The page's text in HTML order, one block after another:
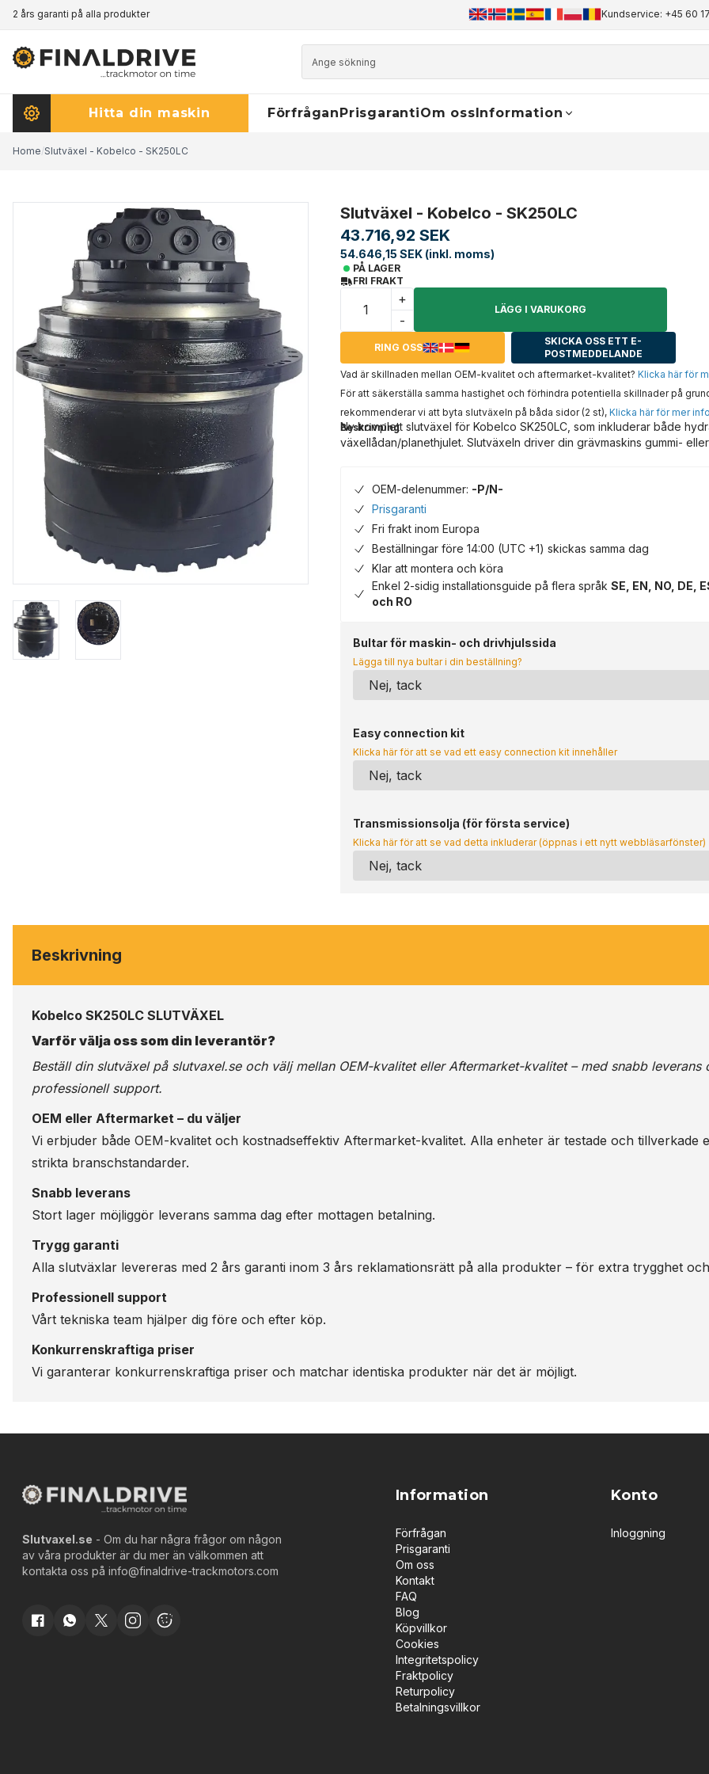
2 års garanti på alla produkterPrismatch - klicka här för att läsa mer +45 60 17 81 50 info@finaldrive-trackmotors.com WhatsApp
Kundservice: +45 60
Hitta din maskin FörfråganPrisgarantiOm ossInformation
Home/Slutväxel - Kobelco - SK250LC
Slutväxel - Kobelco - SK250LC
43.716,92 SEK
54.646,15 SEK (inkl. moms)
PÅ LAGER
FRI FRAKT
+
-
LÄGG I VARUKORG
RING OSS
SKICKA OSS ETT E-
POSTMEDDELANDE
Vad är skillnaden mellan OEM-kvalitet och aftermarket-kvalitet? Klicka här för
För att säkerställa samma hastighet och förhindra potentiella skillnader på
rekommenderar vi att byta slutväxeln på båda sidor (2 st), Klicka här för mer
Beskrivning
Ny komplett slutväxel för Kobelco SK250LC, som inkluderar både
växellådan/planethjulet. Slutväxeln driver din grävmaskins gummi-
OEM-delenummer: -P/N-
Prisgaranti
Fri frakt inom Europa
Beställningar före 14:00 (UTC +1) skickas samma dag
Klar att montera och köra
Enkel 2-sidig installationsguide på flera språk SE, EN, NO, DE,
och RO
Bultar för maskin- och drivhjulssida
Lägga till nya bultar i din beställning?
Easy connection kit
Klicka här för att se vad ett easy connection kit innehåller
Transmissionsolja (för första service)
Klicka här för att se vad detta inkluderar (öppnas i ett nytt webbläsarfönster)
Beskrivning
Kobelco SK250LC SLUTVÄXEL
Varför välja oss som din leverantör?
Beställ din slutväxel på slutvaxel.seoch välj mellan OEM-kvalitet eller Aftermarket-kvalitet – med snabb leverans
professionell support.
OEM eller Aftermarket – du väljer
Vi erbjuder både OEM-kvalitet och kostnadseffektiv Aftermarket-kvalitet. Alla enheter är testade och tillverkade
strikta branschstandarder.
Snabb leverans
Stort lager möjliggör leverans samma dag efter mottagen betalning.
Trygg garanti
Alla slutväxlar levereras med 2 års garanti inom 3 års reklamationsrätt på alla produkter – för extra trygghet
Professionell support
Vårt tekniska team hjälper dig före och efter köp.
Konkurrenskraftiga priser
Vi garanterar konkurrenskraftiga priser och matchar identiska produkter när det är möjligt.
Slutvaxel.se - Om du har några frågor om någon
av våra produkter är du mer än välkommen att
kontakta oss på info@finaldrive-trackmotors.com
Information
Förfrågan
Prisgaranti
Om oss
Kontakt
FAQ
Blog
Köpvillkor
Cookies
Integritetspolicy
Fraktpolicy
Returpolicy
Betalningsvillkor
Konto
Inloggning